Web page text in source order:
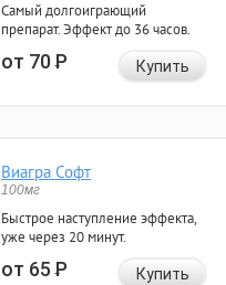
Самый долгоиграющий
препарат. Эффект до 36 часов.
от 70Р Купить
Виагра Софт
100мг
Быстрое наступление эффекта,
уже через 20 минут.
от 65Р Купить